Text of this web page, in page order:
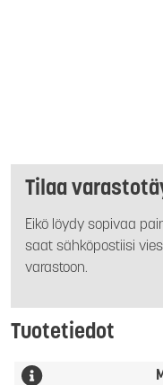
Tilaa
Eikö löydy sopivaa
saat sähköpostiisi
varastoon.
Tuotetiedot